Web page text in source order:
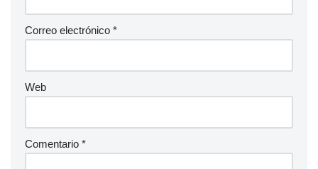
Correo electrónico *
Web
Comentario *